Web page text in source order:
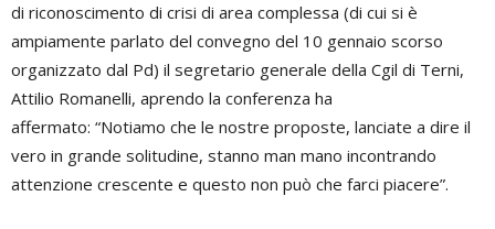
di riconoscimento di crisi di area complessa (di cui si è
ampiamente parlato del convegno del 10 gennaio scorso
organizzato dal Pd) il segretario generale della Cgil di Terni,
Attilio Romanelli, aprendo la conferenza ha
affermato: “Notiamo che le nostre proposte, lanciate a dire il
vero in grande solitudine, stanno man mano incontrando
attenzione crescente e questo non può che farci piacere”.